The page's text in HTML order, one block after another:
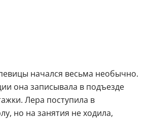
начался весьма необычно.
она записывала в подъезде
Лера поступила в
но на занятия не ходила,